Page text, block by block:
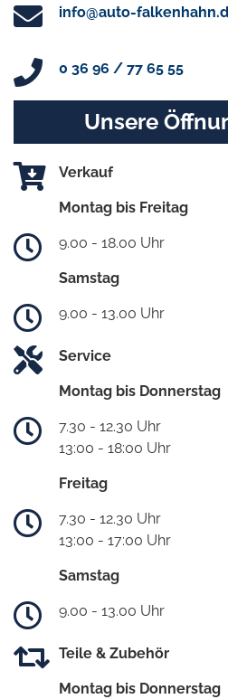
info@auto-
0 36 96 / 77 65 55
Unsere
Verkauf
Montag bis Freitag
9.00 - 18.00 Uhr
Samstag
9.00 - 13.00 Uhr
Service
Montag bis Donnerstag
7.30 - 12.30 Uhr
13:00 - 18:00 Uhr
Freitag
7.30 - 12.30 Uhr
13:00 - 17:00 Uhr
Samstag
9.00 - 13.00 Uhr
Teile & Zubehör
Montag bis Donnerstag